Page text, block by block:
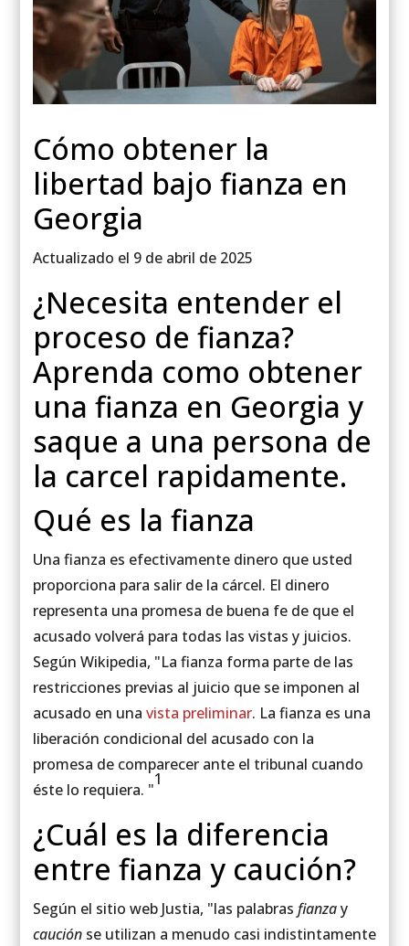
Cómo obtener la
libertad bajo fianza en
Georgia
Actualizado el 9 de abril de 2025
¿Necesita entender el
proceso de fianza?
Aprenda como obtener
una fianza en Georgia y
saque a una persona de
la carcel rapidamente.
Qué es la fianza
Una fianza es efectivamente dinero que usted
proporciona para salir de la cárcel. El dinero
representa una promesa de buena fe de que el
acusado volverá para todas las vistas y juicios.
Según Wikipedia, "La fianza forma parte de las
restricciones previas al juicio que se imponen al
acusado en una vista preliminar. La fianza es una
liberación condicional del acusado con la
promesa de comparecer ante el tribunal cuando
éste lo requiera. "
1
¿Cuál es la diferencia
entre fianza y caución?
Según el sitio web Justia, "las palabras fianzay
cauciónse utilizan a menudo casi indistintamente